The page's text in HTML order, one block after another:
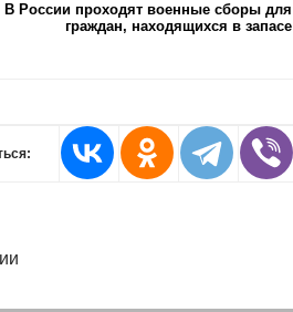
В России проходят военные сборы для
граждан, находящихся в запасе